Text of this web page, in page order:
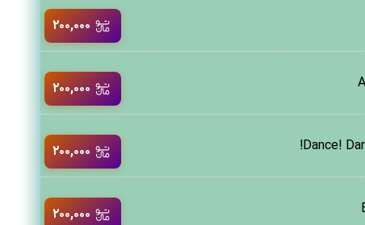
۲۰۰,۰۰۰
۲۰۰,۰۰۰
۲۰۰,۰۰۰
۲۰۰,۰۰۰